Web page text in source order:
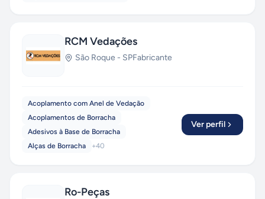
RCM Vedações
São Roque - SPFabricante
Acoplamento com Anel de Vedação
Acoplamentos de Borracha
Adesivos à Base de Borracha
Alças de Borracha
+40
Ver perfil
Ro-Peças